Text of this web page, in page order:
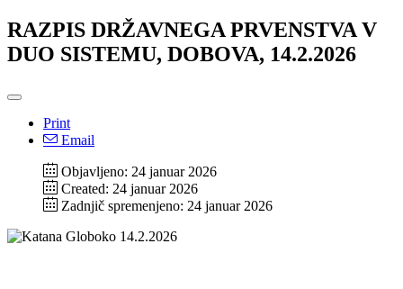
RAZPIS DRŽAVNEGA PRVENSTVA V
DUO SISTEMU, DOBOVA, 14.2.2026
Print
Email
Objavljeno: 24 januar 2026
Created: 24 januar 2026
Zadnjič spremenjeno: 24 januar 2026